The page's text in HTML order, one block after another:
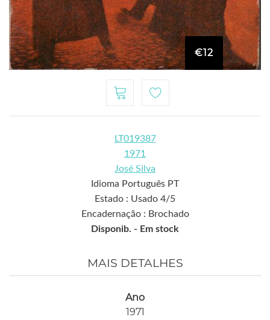
€12
LT019387
1971
José Silva
Idioma Português PT
Estado : Usado 4/5
Encadernação : Brochado
Disponib. - Em stock
MAIS DETALHES
Ano
1971